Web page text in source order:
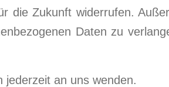
die Zukunft widerrufen.
Daten zu
jederzeit an uns wenden.